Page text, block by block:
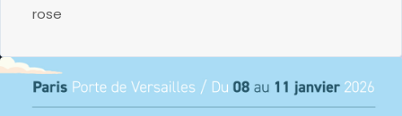
rose